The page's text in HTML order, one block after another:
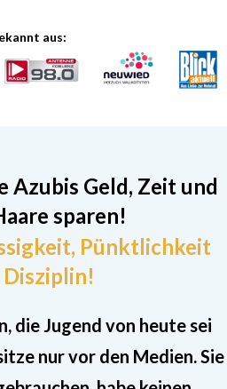
aus:
Azubis Geld, Zeit und
sparen!
Pünktlichkeit
die Jugend von heute sei
nur vor den Medien. Sie